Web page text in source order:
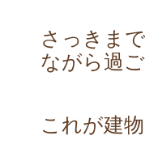
さっきま
ながら過
これが建